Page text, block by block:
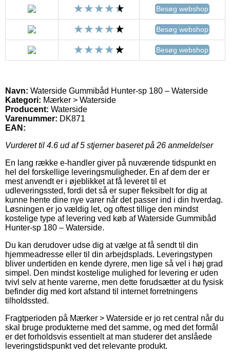
Besøg webshop
Besøg webshop
Besøg webshop
Navn: Waterside Gummibåd Hunter-sp 180 – Waterside
Kategori: Mærker > Waterside
Producent: Waterside
Varenummer: DK871
EAN:
Vurderet til 4.6 ud af 5 stjerner baseret på 26 anmeldelser
En lang række e-handler giver på nuværende tidspunkt en
hel del forskellige leveringsmuligheder. En af dem der er
mest anvendt er i øjeblikket at få leveret til et
udleveringssted, fordi det så er super fleksibelt for dig at
kunne hente dine nye varer når det passer ind i din hverdag.
Løsningen er jo vældig let, og oftest tillige den mindst
kostelige type af levering ved køb af Waterside Gummibåd
Hunter-sp 180 – Waterside.
Du kan derudover udse dig at vælge at få sendt til din
hjemmeadresse eller til din arbejdsplads. Leveringstypen
bliver undertiden en kende dyrere, men lige så vel i høj grad
simpel. Den mindst kostelige mulighed for levering er uden
tvivl selv at hente varerne, men dette forudsætter at du fysisk
befinder dig med kort afstand til internet forretningens
tilholdssted.
Fragtperioden på Mærker > Waterside er jo ret central når du
skal bruge produkterne med det samme, og med det formål
er det forholdsvis essentielt at man studerer det anslåede
leveringstidspunkt ved det relevante produkt.